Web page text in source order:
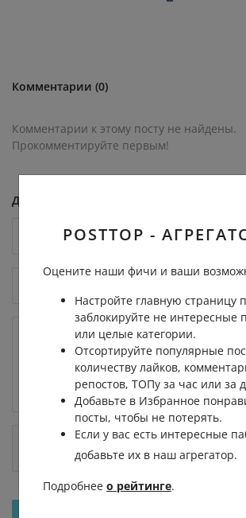
Комментарии (0)
Комментарии к этому посту не найдены.
Прокомментируйте первым!
Добавить комментарий
POSTTOP -
Оцените наши фичи и ваши
Настройте главную страницу
заблокируйте не интересные
или целые категории.
Отсортируйте популярные
количеству лайков,
репостов, ТОПу за час или за
Добавьте в Избранное
посты, чтобы не потерять.
Если у вас есть интересные
добавьте их в наш агрегатор.
Подробнее о рейтинге.